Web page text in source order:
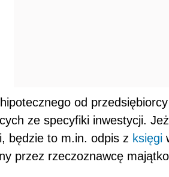
od
ze specyfiki inwestycji.
będzie to m.in. odpis z księgi
przez rzeczoznawcę